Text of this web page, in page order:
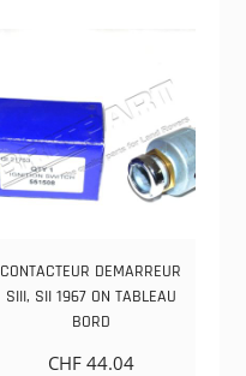
CONTACTEUR DEMARREUR
SIII, SII 1967 ON TABLEAU
BORD
CHF44.04